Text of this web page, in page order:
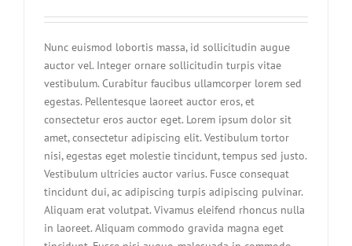
Nunc euismod lobortis massa, id sollicitudin augue
auctor vel. Integer ornare sollicitudin turpis vitae
vestibulum. Curabitur faucibus ullamcorper lorem sed
egestas. Pellentesque laoreet auctor eros, et
consectetur eros auctor eget. Lorem ipsum dolor sit
amet, consectetur adipiscing elit. Vestibulum tortor
nisi, egestas eget molestie tincidunt, tempus sed justo.
Vestibulum ultricies auctor varius. Fusce consequat
tincidunt dui, ac adipiscing turpis adipiscing pulvinar.
Aliquam erat volutpat. Vivamus eleifend rhoncus nulla
in laoreet. Aliquam commodo gravida magna eget